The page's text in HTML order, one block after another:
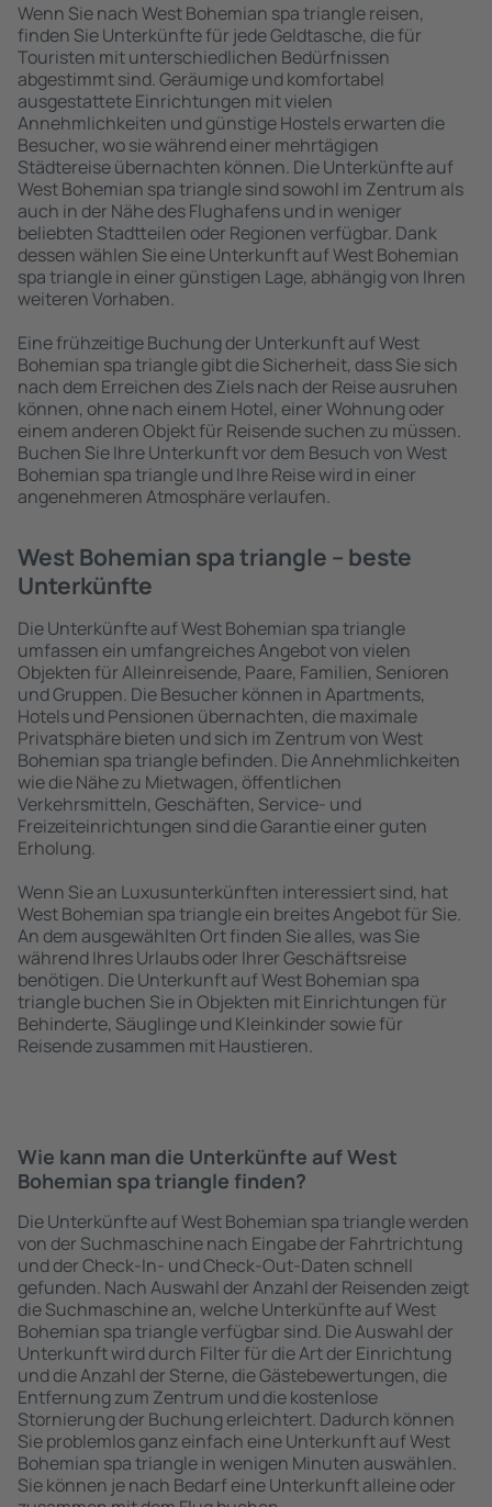
Wenn Sie nach West Bohemian spa triangle reisen,
finden Sie Unterkünfte für jede Geldtasche, die für
Touristen mit unterschiedlichen Bedürfnissen
abgestimmt sind. Geräumige und komfortabel
ausgestattete Einrichtungen mit vielen
Annehmlichkeiten und günstige Hostels erwarten die
Besucher, wo sie während einer mehrtägigen
Städtereise übernachten können. Die Unterkünfte auf
West Bohemian spa triangle sind sowohl im Zentrum als
auch in der Nähe des Flughafens und in weniger
beliebten Stadtteilen oder Regionen verfügbar. Dank
dessen wählen Sie eine Unterkunft auf West Bohemian
spa triangle in einer günstigen Lage, abhängig von Ihren
weiteren Vorhaben.
Eine frühzeitige Buchung der Unterkunft auf West
Bohemian spa triangle gibt die Sicherheit, dass Sie sich
nach dem Erreichen des Ziels nach der Reise ausruhen
können, ohne nach einem Hotel, einer Wohnung oder
einem anderen Objekt für Reisende suchen zu müssen.
Buchen Sie Ihre Unterkunft vor dem Besuch von West
Bohemian spa triangle und Ihre Reise wird in einer
angenehmeren Atmosphäre verlaufen.
West Bohemian spa triangle – beste
Unterkünfte
Die Unterkünfte auf West Bohemian spa triangle
umfassen ein umfangreiches Angebot von vielen
Objekten für Alleinreisende, Paare, Familien, Senioren
und Gruppen. Die Besucher können in Apartments,
Hotels und Pensionen übernachten, die maximale
Privatsphäre bieten und sich im Zentrum von West
Bohemian spa triangle befinden. Die Annehmlichkeiten
wie die Nähe zu Mietwagen, öffentlichen
Verkehrsmitteln, Geschäften, Service- und
Freizeiteinrichtungen sind die Garantie einer guten
Erholung.
Wenn Sie an Luxusunterkünften interessiert sind, hat
West Bohemian spa triangle ein breites Angebot für Sie.
An dem ausgewählten Ort finden Sie alles, was Sie
während Ihres Urlaubs oder Ihrer Geschäftsreise
benötigen. Die Unterkunft auf West Bohemian spa
triangle buchen Sie in Objekten mit Einrichtungen für
Behinderte, Säuglinge und Kleinkinder sowie für
Reisende zusammen mit Haustieren.
Wie kann man die Unterkünfte auf West
Bohemian spa triangle finden?
Die Unterkünfte auf West Bohemian spa triangle werden
von der Suchmaschine nach Eingabe der Fahrtrichtung
und der Check-In- und Check-Out-Daten schnell
gefunden. Nach Auswahl der Anzahl der Reisenden zeigt
die Suchmaschine an, welche Unterkünfte auf West
Bohemian spa triangle verfügbar sind. Die Auswahl der
Unterkunft wird durch Filter für die Art der Einrichtung
und die Anzahl der Sterne, die Gästebewertungen, die
Entfernung zum Zentrum und die kostenlose
Stornierung der Buchung erleichtert. Dadurch können
Sie problemlos ganz einfach eine Unterkunft auf West
Bohemian spa triangle in wenigen Minuten auswählen.
Sie können je nach Bedarf eine Unterkunft alleine oder